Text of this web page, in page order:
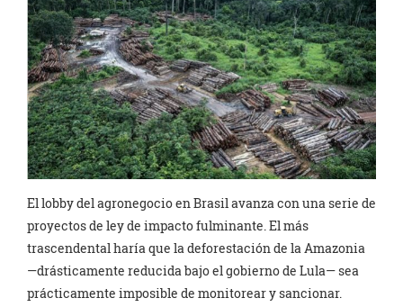
El lobby del agronegocio en Brasil avanza con una serie de
proyectos de ley de impacto fulminante. El más
trascendental haría que la deforestación de la Amazonia
—drásticamente reducida bajo el gobierno de Lula— sea
prácticamente imposible de monitorear y sancionar.